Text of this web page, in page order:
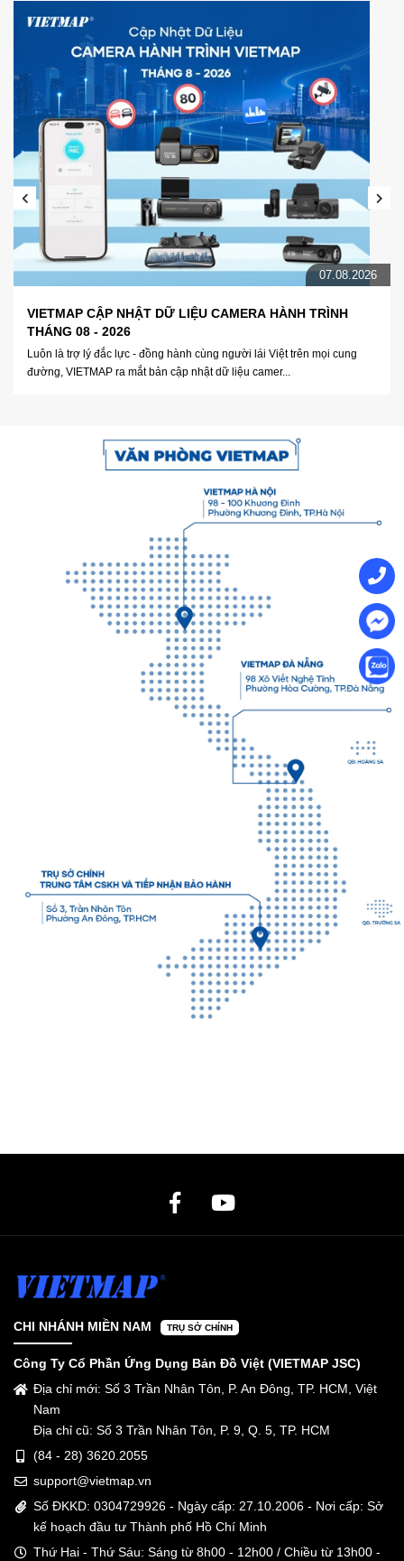
07.08.2026
VIETMAP CẬP NHẬT DỮ LIỆU CAMERA HÀNH TRÌNH
THÁNG 08 - 2026
Luôn là trợ lý đắc lực - đồng hành cùng người lái Việt trên mọi cung
đường, VIETMAP ra mắt bản cập nhật dữ liệu camer...
CHI NHÁNH MIỀN NAM TRỤ SỞ CHÍNH
Công Ty Cổ Phần Ứng Dụng Bản Đồ Việt (VIETMAP JSC)
Địa chỉ mới: Số 3 Trần Nhân Tôn, P. An Đông, TP. HCM, Việt
Nam
Địa chỉ cũ: Số 3 Trần Nhân Tôn, P. 9, Q. 5, TP. HCM
(84 - 28) 3620.2055
support@vietmap.vn
Số ĐKKD: 0304729926 - Ngày cấp: 27.10.2006 - Nơi cấp: Sở
kế hoạch đầu tư Thành phố Hồ Chí Minh
Thứ Hai - Thứ Sáu: Sáng từ 8h00 - 12h00 / Chiều từ 13h00 -